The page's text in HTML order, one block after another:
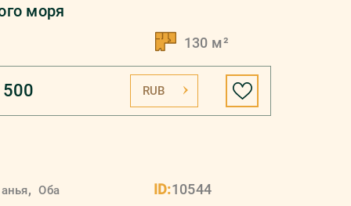
моря
130 м²
RUB
, Оба ID:10544